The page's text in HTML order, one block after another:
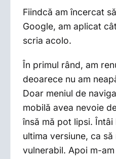
Fiindcă am încercat
Google, am aplicat
scria acolo.
În primul rând, am
deoarece nu am
Doar meniul de
mobilă avea nevoie
însă mă pot lipsi.
ultima versiune, ca
vulnerabil. Apoi m-